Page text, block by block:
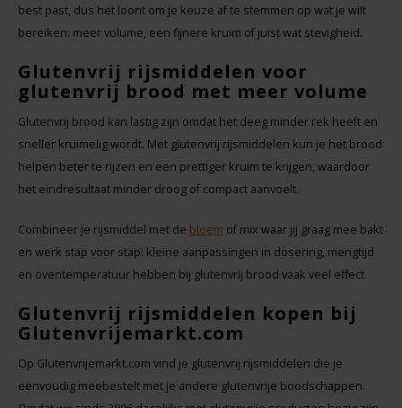
TerraSana
VA Foods/NOMM'it
VAT'M
Yakso
best past, dus het loont om je keuze af te stemmen op wat je wilt
bereiken: meer volume, een fijnere kruim of juist wat stevigheid.
Glutenvrij rijsmiddelen voor
glutenvrij brood met meer volume
Glutenvrij brood kan lastig zijn omdat het deeg minder rek heeft en
sneller kruimelig wordt. Met glutenvrij rijsmiddelen kun je het brood
helpen beter te rijzen en een prettiger kruim te krijgen, waardoor
het eindresultaat minder droog of compact aanvoelt.
Combineer je rijsmiddel met de bloem of mix waar jij graag mee bakt
en werk stap voor stap: kleine aanpassingen in dosering, mengtijd
en oventemperatuur hebben bij glutenvrij brood vaak veel effect.
Glutenvrij rijsmiddelen kopen bij
Glutenvrijemarkt.com
Op Glutenvrijemarkt.com vind je glutenvrij rijsmiddelen die je
eenvoudig meebestelt met je andere glutenvrije boodschappen.